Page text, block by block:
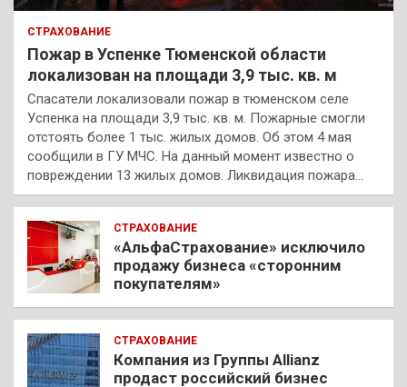
СТРАХОВАНИЕ
Пожар в Успенке Тюменской области
локализован на площади 3,9 тыс. кв. м
Спасатели локализовали пожар в тюменском селе
Успенка на площади 3,9 тыс. кв. м. Пожарные смогли
отстоять более 1 тыс. жилых домов. Об этом 4 мая
сообщили в ГУ МЧС. На данный момент известно о
повреждении 13 жилых домов. Ликвидация пожара…
СТРАХОВАНИЕ
«АльфаСтрахование» исключило
продажу бизнеса «сторонним
покупателям»
СТРАХОВАНИЕ
Компания из Группы Allianz
продаст российский бизнес